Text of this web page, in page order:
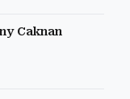
Caknan